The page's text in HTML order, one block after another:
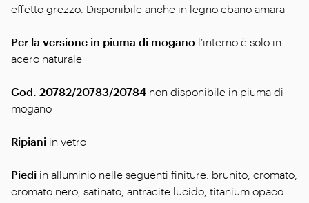
effetto grezzo. Disponibile anche in legno ebano amara
Per la versione in piuma di mogano l’interno è solo in
acero naturale
Cod. 20782/20783/20784 non disponibile in piuma di
mogano
Ripiani in vetro
Piedi in alluminio nelle seguenti finiture: brunito, cromato,
cromato nero, satinato, antracite lucido, titanium opaco